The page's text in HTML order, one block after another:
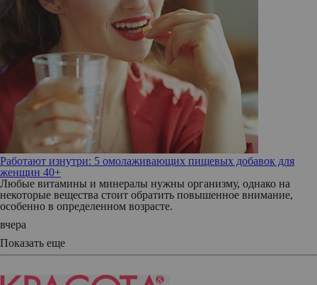
Работают изнутри: 5 омолаживающих пищевых добавок для
женщин 40+
Любые витамины и минералы нужны организму, однако на
некоторые вещества стоит обратить повышенное внимание,
особенно в определенном возрасте.
вчера
Показать еще